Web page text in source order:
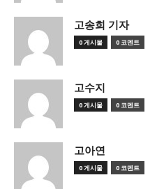
고송희 기자
0 게시물 0 코멘트
고수지
0 게시물 0 코멘트
고아연
0 게시물 0 코멘트